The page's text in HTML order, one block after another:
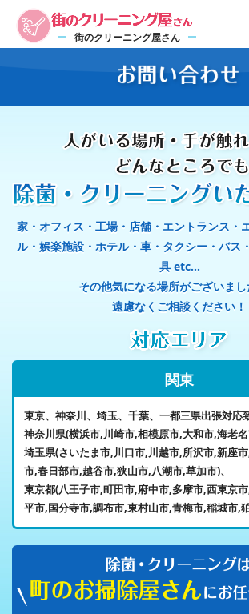
街のクリーニング屋さん
家・オフィス・工場・店舗・エントランス・
ル・ 娯楽施設・ホテル・車・タクシー・バス
具 etc…
その他気になる場所がございまし
遠慮なくご相談ください！
関東
東京、神奈川、埼玉、千葉、一都三県出張対応
神奈川県(横浜市,川崎市,相模原市,大和市,海老名
埼玉県(さいたま市,川口市,川越市,所沢市,新座
市,春日部市,越谷市,狭山市,八潮市,草加市)、
東京都(八王子市,町田市,府中市,多摩市,西東京
平市,国分寺市,調布市,東村山市,青梅市,稲城市,